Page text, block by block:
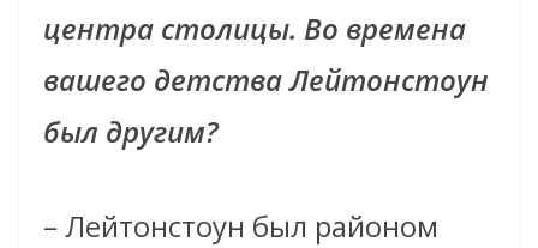
центра столицы. Во времена
вашего детства Лейтонстоун
был другим?
– Лейтонстоун был районом